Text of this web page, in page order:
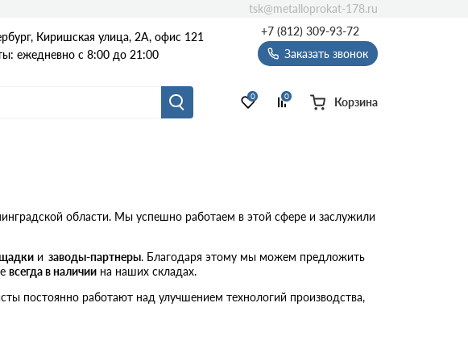
Киришская улица, 2А, офис 121
ежедневно с 8:00 до 21:00
+7 (812) 309-93-72
Заказать звонок
0 0 Корзина
tsk@metalloprokat-178.ru
области. Мы успешно работаем в этой сфере и заслужили
и заводы-партнеры. Благодаря этому мы можем предложить
всегда в наличии на наших складах.
постоянно работают над улучшением технологий производства,